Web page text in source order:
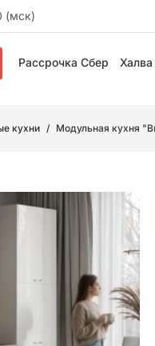
(мск)
Рассрочка Сбер Халва
кухни Модульная кухня